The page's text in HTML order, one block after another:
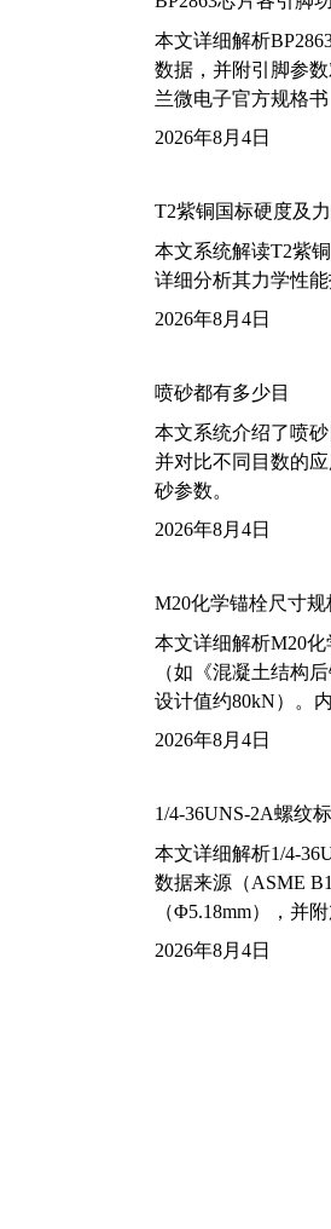
本文详细解析
数据，并附引脚参
兰微电子官方规格书
2026年8月4日
T2紫铜国标硬度及
本文系统解读T2紫
详细分析其力学性
2026年8月4日
喷砂都有多少目
本文系统介绍了喷
并对比不同目数的
砂参数。
2026年8月4日
M20化学锚栓尺寸
本文详细解析M20
（如《混凝土结构
设计值约80kN）。
2026年8月4日
1/4-36UNS-2A螺纹
本文详细解析1/4-
数据来源（ASME
（Φ5.18mm），并
2026年8月4日